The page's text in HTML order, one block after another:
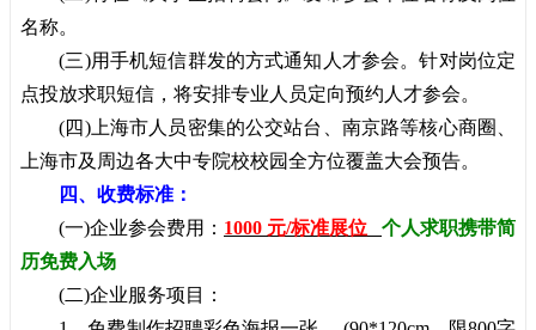
名称。
(三)用手机短信群发的方式通知人才参会。针对岗位定
点投放求职短信，将安排专业人员定向预约人才参会。
(四)上海市人员密集的公交站台、南京路等核心商圈、
上海市及周边各大中专院校校园全方位覆盖大会预告。
四、收费标准：
(一)企业参会费用： 1000 元/标准展位 个人求职携带简
历免费入场
(二)企业服务项目：